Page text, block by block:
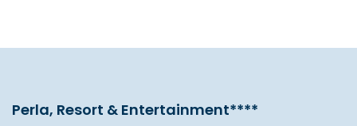
Perla, Resort & Entertainment****